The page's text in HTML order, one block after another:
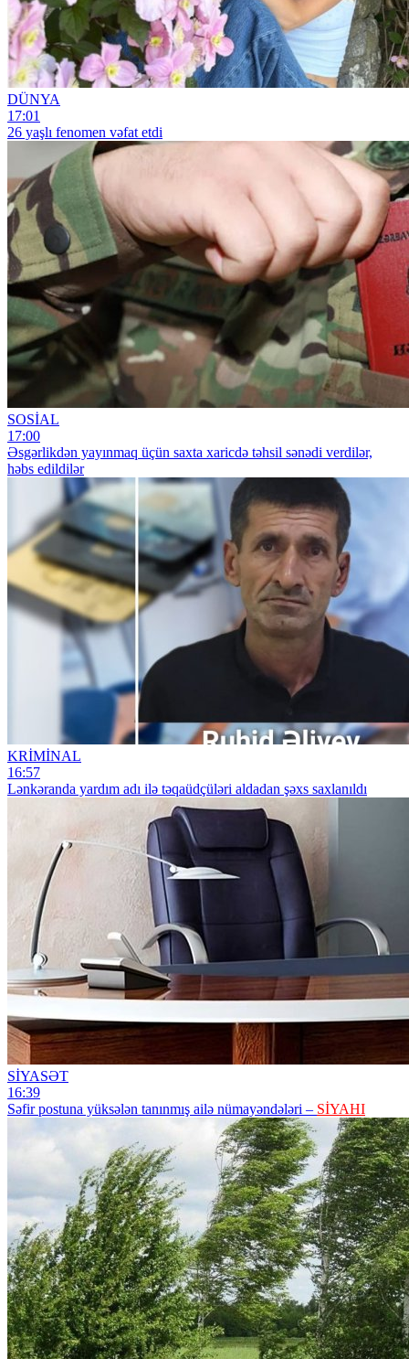
DÜNYA
17:01
26 yaşlı fenomen vəfat etdi
SOSİAL
17:00
Əsgərlikdən yayınmaq üçün saxta xaricdə təhsil sənədi verdilər,
həbs edildilər
KRİMİNAL
16:57
Lənkəranda yardım adı ilə təqaüdçüləri aldadan şəxs saxlanıldı
SİYASƏT
16:39
Səfir postuna yüksələn tanınmış ailə nümayəndələri – SİYAHI